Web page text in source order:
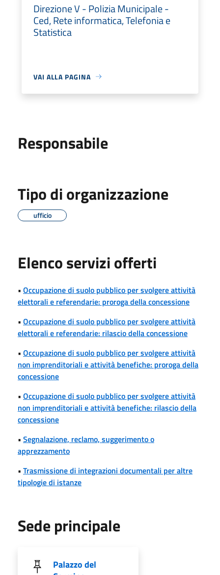
Direzione V - Polizia Municipale -
Ced, Rete informatica, Telefonia e
Statistica
VAI ALLA PAGINA
Responsabile
Tipo di organizzazione
ufficio
Elenco servizi offerti
• Occupazione di suolo pubblico per svolgere attività
elettorali e referendarie: proroga della concessione
• Occupazione di suolo pubblico per svolgere attività
elettorali e referendarie: rilascio della concessione
• Occupazione di suolo pubblico per svolgere attività
non imprenditoriali e attività benefiche: proroga della
concessione
• Occupazione di suolo pubblico per svolgere attività
non imprenditoriali e attività benefiche: rilascio della
concessione
• Segnalazione, reclamo, suggerimento o
apprezzamento
• Trasmissione di integrazioni documentali per altre
tipologie di istanze
Sede principale
Palazzo del